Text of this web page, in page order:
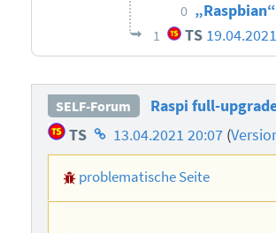
0
1 TS
SELF-Forum
Raspi full-
TS Homepage
des
Autors
13.04.2021 20:07 (
problematische Seite